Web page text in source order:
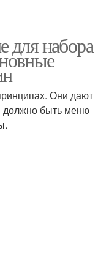
для набора
Они дают
должно быть меню